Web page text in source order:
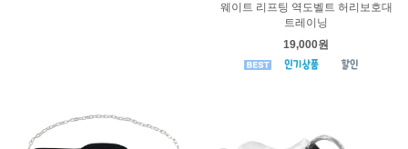
웨이트 리프팅 역도벨트 허리보호대
트레이닝
19,000원